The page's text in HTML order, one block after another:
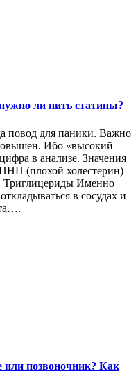
ли пить статины?
повод для паники. Важно
Ибо «высокий
в анализе. Значения
(плохой холестерин)
Именно
в сосудах и
или позвоночник? Как